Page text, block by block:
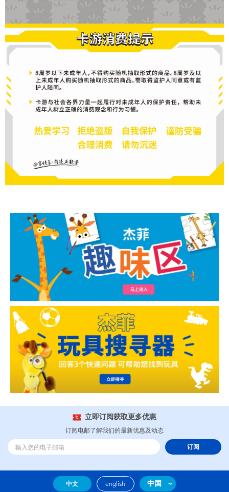
立即订阅获取更多优惠
订阅电邮了解我们的最新优惠及动态
订阅
中文 english 中国